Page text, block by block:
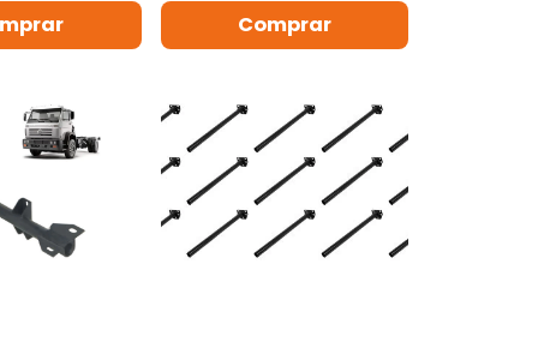
Comprar